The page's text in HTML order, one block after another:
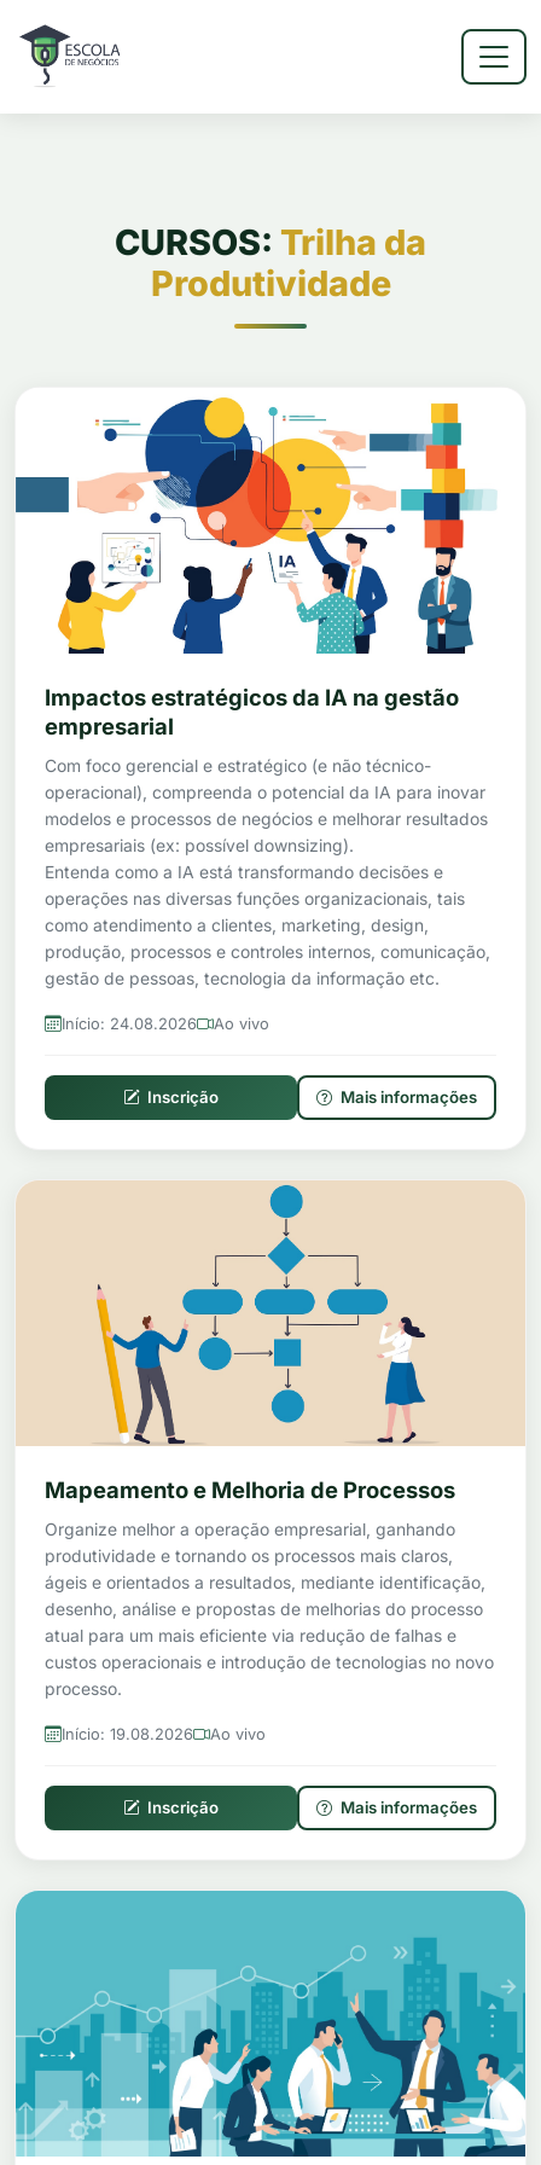
CURSOS: Trilha da
Produtividade
Impactos estratégicos da IA na gestão
empresarial
Com foco gerencial e estratégico (e não técnico-
operacional), compreenda o potencial da IA para inovar
modelos e processos de negócios e melhorar resultados
empresariais (ex: possível downsizing).
Entenda como a IA está transformando decisões e
operações nas diversas funções organizacionais, tais
como atendimento a clientes, marketing, design,
produção, processos e controles internos, comunicação,
gestão de pessoas, tecnologia da informação etc.
Início: 24.08.2026 Ao vivo
Inscrição Mais informações
Mapeamento e Melhoria de Processos
Organize melhor a operação empresarial, ganhando
produtividade e tornando os processos mais claros,
ágeis e orientados a resultados, mediante identificação,
desenho, análise e propostas de melhorias do processo
atual para um mais eficiente via redução de falhas e
custos operacionais e introdução de tecnologias no novo
processo.
Início: 19.08.2026 Ao vivo
Inscrição Mais informações